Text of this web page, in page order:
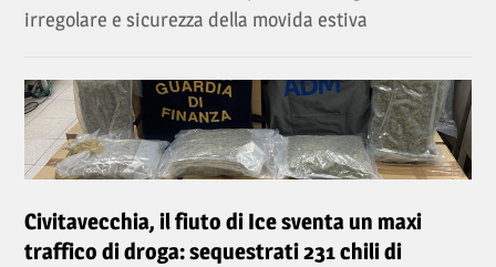
irregolare e sicurezza della movida estiva
Civitavecchia, il fiuto di Ice sventa un maxi
traffico di droga: sequestrati 231 chili di